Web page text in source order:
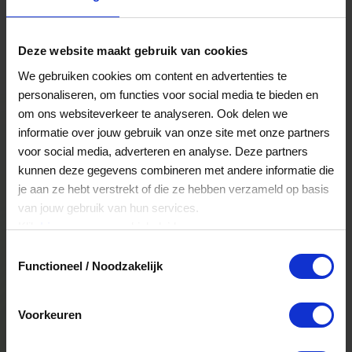
Deze website maakt gebruik van cookies
We gebruiken cookies om content en advertenties te
personaliseren, om functies voor social media te bieden en
om ons websiteverkeer te analyseren. Ook delen we
informatie over jouw gebruik van onze site met onze partners
voor social media, adverteren en analyse. Deze partners
kunnen deze gegevens combineren met andere informatie die
je aan ze hebt verstrekt of die ze hebben verzameld op basis
van jouw gebruik van hun services.
Klikhiervoor ons cookiebeleid.
Functioneel / Noodzakelijk
Voorkeuren
dan ook ontzettend blij dat we er dit jaar de titel
VVV cadeaukaarten aan het woord
“Wij zijn bijzonder blij dat consumenten onze
VVV Cadeaukaart als beste hebben gekozen. De
combinatie van de lange geldigheid van de
cadeaukaart en de brede besteedbaarheid bij
17.000 verschillende winkels en webshops,
restaurants en voor allerlei belevenissen is uniek.
Consumenten waarderen dat door op ons te
stemmen”, aldus Linda de Lange, Commercieel
prestigieuze titel ‘Giftcard van het Jaar’ ook dit
jaar weer mogen voortzetten. Steeds meer